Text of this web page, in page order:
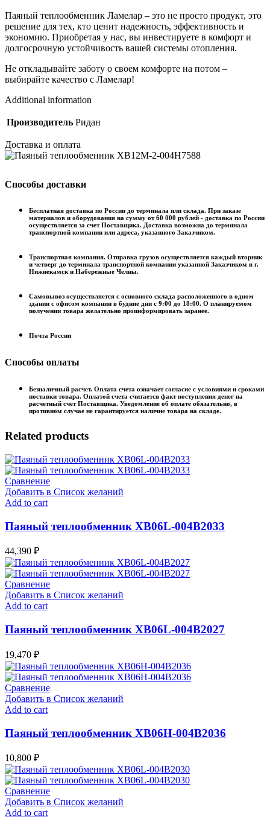
Паяный теплообменник Ламелар – это не просто продукт, это
решение для тех, кто ценит надежность, эффективность и
экономию. Приобретая у нас, вы инвестируете в комфорт и
долгосрочную устойчивость вашей системы отопления.
Не откладывайте заботу о своем комфорте на потом –
выбирайте качество с Ламелар!
Additional information
Производитель Ридан
Доставка и оплата
Способы доставки
Бесплатная доставка по России до терминала или склада. При заказе
материалов и оборудования на сумму от 60 000 рублей - доставка по России
осуществляется за счет Поставщика. Доставка возможна до терминала
транспортной компании или адреса, указанного Заказчиком.
Транспортная компания. Отправка грузов осуществляется каждый вторник
и четверг до терминала транспортной компании указанной Заказчиком в г.
Нижнекамск и Набережные Челны.
Самовывоз осуществляется с основного склада расположенного в одном
здании с офисом компании в будние дни с 9:00 до 18:00. О планируемом
получении товара желательно проинформировать заранее.
Почта России
Способы оплаты
Безналичный расчет. Оплата счета означает согласие с условиями и сроками
поставки товара. Оплатой счета считается факт поступления денег на
расчетный счет Поставщика. Уведомление об оплате обязательно, в
противном случае не гарантируется наличие товара на складе.
Related products
Сравнение
Добавить в Список желаний
Add to cart
Паяный теплообменник XB06L-004В2033
44,390 ₽
Сравнение
Добавить в Список желаний
Add to cart
Паяный теплообменник XB06L-004В2027
19,470 ₽
Сравнение
Добавить в Список желаний
Add to cart
Паяный теплообменник XB06H-004В2036
10,800 ₽
Сравнение
Добавить в Список желаний
Add to cart